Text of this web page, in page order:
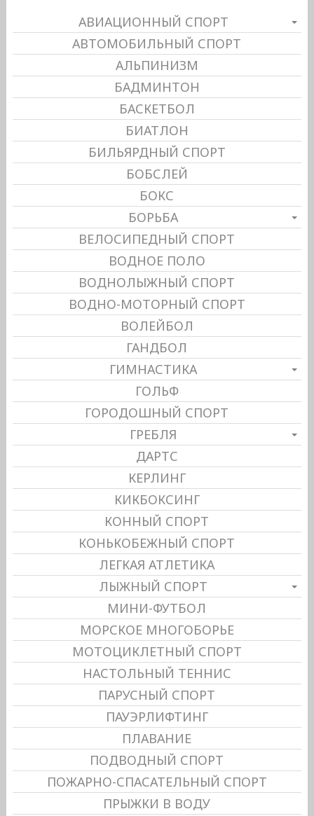
АВИАЦИОННЫЙ СПОРТ
АВТОМОБИЛЬНЫЙ СПОРТ
АЛЬПИНИЗМ
БАДМИНТОН
БАСКЕТБОЛ
БИАТЛОН
БИЛЬЯРДНЫЙ СПОРТ
БОБСЛЕЙ
БОКС
БОРЬБА
ВЕЛОСИПЕДНЫЙ СПОРТ
ВОДНОЕ ПОЛО
ВОДНОЛЫЖНЫЙ СПОРТ
ВОДНО-МОТОРНЫЙ СПОРТ
ВОЛЕЙБОЛ
ГАНДБОЛ
ГИМНАСТИКА
ГОЛЬФ
ГОРОДОШНЫЙ СПОРТ
ГРЕБЛЯ
ДАРТС
КЕРЛИНГ
КИКБОКСИНГ
КОННЫЙ СПОРТ
КОНЬКОБЕЖНЫЙ СПОРТ
ЛЕГКАЯ АТЛЕТИКА
ЛЫЖНЫЙ СПОРТ
МИНИ-ФУТБОЛ
МОРСКОЕ МНОГОБОРЬЕ
МОТОЦИКЛЕТНЫЙ СПОРТ
НАСТОЛЬНЫЙ ТЕННИС
ПАРУСНЫЙ СПОРТ
ПАУЭРЛИФТИНГ
ПЛАВАНИЕ
ПОДВОДНЫЙ СПОРТ
ПОЖАРНО-СПАСАТЕЛЬНЫЙ СПОРТ
ПРЫЖКИ В ВОДУ